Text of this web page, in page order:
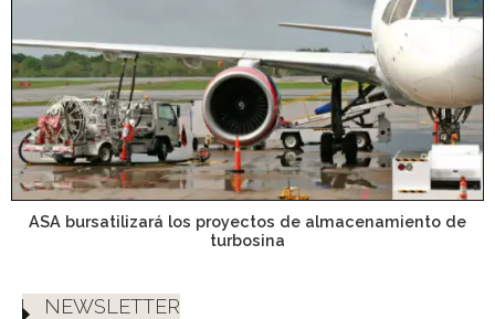
ASA bursatilizará los proyectos de almacenamiento de
turbosina
NEWSLETTER